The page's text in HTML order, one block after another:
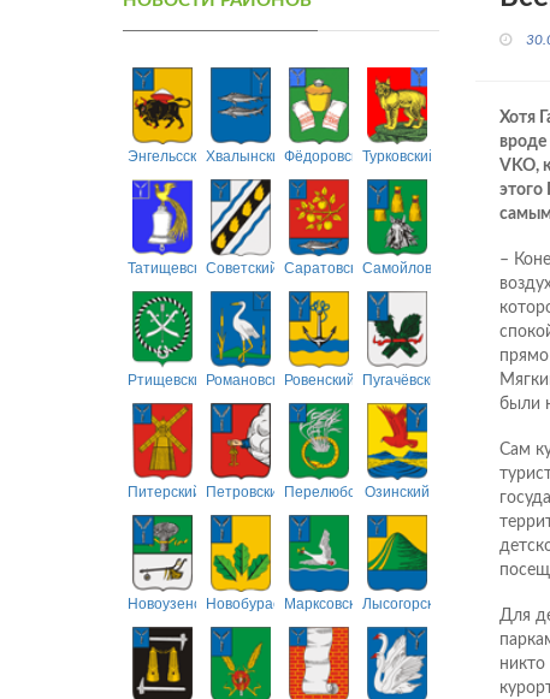
ЭнгельсскийХвалынскийФёдоровскийТурковский
ТатищевскийСоветский СаратовскийСамойловский
РтищевскийРомановскийРовенский Пугачёвский
Питерский ПетровскийПерелюбскийОзинский
НовоузенскийНовобурасскийМарксовскийЛысогорский
Хотя
вроде
VKO,
этого
–
были
Сам
Для